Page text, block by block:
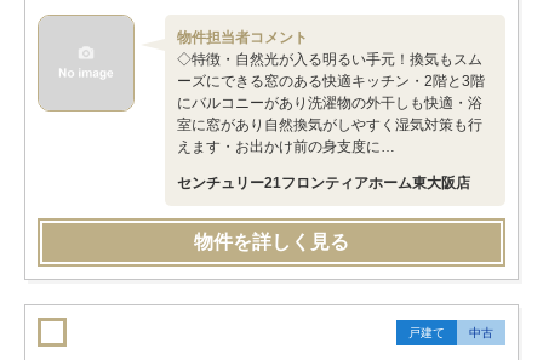
物件担当者コメント
◇特徴・自然光が入る明るい手元！換気もスム
ーズにできる窓のある快適キッチン・2階と3階
にバルコニーがあり洗濯物の外干しも快適・浴
室に窓があり自然換気がしやすく湿気対策も行
えます・お出かけ前の身支度に…
センチュリー21フロンティアホーム東大阪店
物件を詳しく見る
戸建て 中古